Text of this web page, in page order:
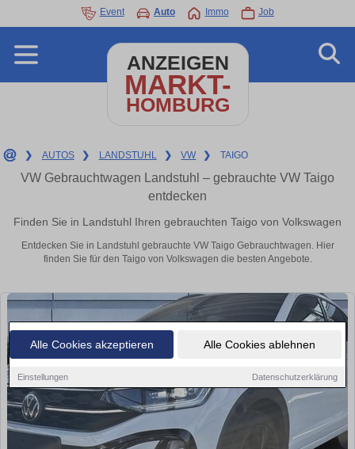
Alle Cookies akzeptieren Alle Cookies ablehnen
Einstellungen Datenschutzerklärung
Event Auto Immo Job
ANZEIGEN
MARKT-
HOMBURG
❯ AUTOS ❯ LANDSTUHL ❯ VW ❯ TAIGO
VW Gebrauchtwagen Landstuhl – gebrauchte VW Taigo
entdecken
Finden Sie in Landstuhl Ihren gebrauchten Taigo von Volkswagen
Entdecken Sie in Landstuhl gebrauchte VW Taigo Gebrauchtwagen. Hier
finden Sie für den Taigo von Volkswagen die besten Angebote.